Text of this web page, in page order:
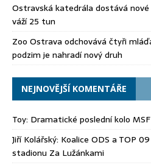
Ostravská katedrála dostává nové
váží 25 tun
Zoo Ostrava odchovává čtyři
podzim je nahradí nový druh
NEJNOVĚJŠÍ KOMENTÁŘE
Toy: Dramatické poslední kolo
Jiří Kolářský: Koalice ODS a TOP
stadionu Za Lužánkami